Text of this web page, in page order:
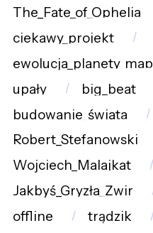
The_Fate_of_Ophelia
ciekawy_projekt
ewolucja_planety_map
upały
big_beat
budowanie_świata
Robert_Stefanowski
Wojciech_Malajkat
Jakbyś_Gryzła_Żwir
offline
trądzik